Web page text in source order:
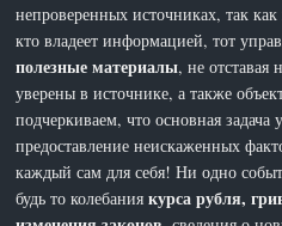
непроверенных источниках, так
кто владеет информацией, тот
полезные материалы, не
уверены в источнике, а также
подчеркиваем, что основная
предоставление неискаженных
каждый сам для себя! Ни одно
будь то колебаниякурса рубля,